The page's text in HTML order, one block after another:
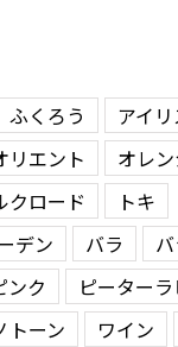
ふくろう アイリ
リエント オレ
クロード
トキ
デン
バラ
ンク
ピーター
トーン ワイン